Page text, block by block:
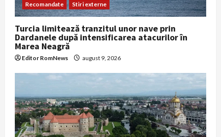
Recomandate Stiri externe
Turcia limitează tranzitul unor nave prin
Dardanele după intensificarea atacurilor în
Marea Neagră
Editor RomNews august 9, 2026